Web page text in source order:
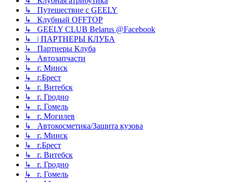
↳ Путешествие с GEELY
↳ Клубный OFFTOP
↳ GEELY CLUB Belarus @Facebook
↳ | ПАРТНЕРЫ КЛУБА
↳ Партнеры Клуба
↳ Автозапчасти
↳ г. Минск
↳ г.Брест
↳ г. Витебск
↳ г. Гродно
↳ г. Гомель
↳ г. Могилев
↳ Автокосметика/Защита кузова
↳ г. Минск
↳ г.Брест
↳ г. Витебск
↳ г. Гродно
↳ г. Гомель